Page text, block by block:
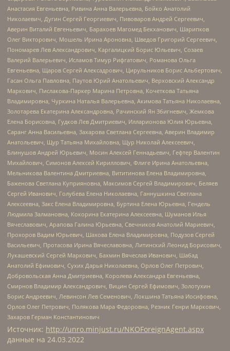
Анастасия Евгеньевна, Ривина Анна Валерьевна, Бойко Анатолий
Николаевич, Дугин Сергей Георгиевич, Пивоваров Андрей Сергеевич,
Аверин Виталий Евгеньевич, Барахоев Магомед Бекханович, Шарипков
Олег Викторович, Мошель Ирина Ароновна, Шведов Григорий Сергеевич,
Пономарев Лев Александрович, Каргалицкий Борис Юльевич, Созаев
Валерий Валерьевич, Исламов Тимур Рифгатович, Романова Ольга
Евгеньевна, Щаров Сергей Алексадрович, Цирульников Борис Альбертович,
Гасан Ольга Павловна, Паутов Юрий Анатольевич, Верховский Александр
Маркович, Пислакова-Паркер Марина Петровна, Кочеткова Татьяна
Владимировна, Чуркина Наталья Валерьевна, Акимова Татьяна Николаевна,
Золотарева Екатерина Александровна, Рачинский Ян Збигневич, Жемкова
Елена Борисовна, Гудков Лев Дмитриевич, Илларионова Юлия Юрьевна,
Саранг Анна Васильевна, Захарова Светлана Сергеевна, Аверин Владимир
Анатольевич, Щур Татьяна Михайловна, Щур Николай Алексеевич,
Блинушов Андрей Юрьевич, Мосин Алексей Геннадьевич, Гефтер Валентин
Михайлович, Симонов Алексей Кириллович, Флиге Ирина Анатольевна,
Мельникова Валентина Дмитриевна, Вититинова Елена Владимировна,
Баженова Светлана Куприяновна, Максимов Сергей Владимирович, Беляев
Сергей Иванович, Голубева Елена Николаевна, Ганнушкина Светлана
Алексеевна, Закс Елена Владимировна, Буртина Елена Юрьевна, Гендель
Людмила Залмановна, Кокорина Екатерина Алексеевна, Шуманов Илья
Вячеславович, Арапова Галина Юрьевна, Свечников Анатолий Мариевич,
Прохоров Вадим Юрьевич, Шахова Елена Владимировна, Подузов Сергей
Васильевич, Протасова Ирина Вячеславовна, Литинский Леонид Борисович,
Лукашевский Сергей Маркович, Бахмин Вячеслав Иванович, Шабад
Анатолий Ефимович, Сухих Дарья Николаевна, Орлов Олег Петрович,
Добровольская Анна Дмитриевна, Королева Александра Евгеньевна,
Смирнов Владимир Александрович, Вицин Сергей Ефимович, Золотухин
Борис Андреевич, Левинсон Лев Семенович, Локшина Татьяна Иосифовна,
Орлов Олег Петрович, Полякова Мара Федоровна, Резник Генри Маркович,
Захаров Герман Константинович
Источник: http://unro.minjust.ru/NKOForeignAgent.aspx
данные на 24.03.2022